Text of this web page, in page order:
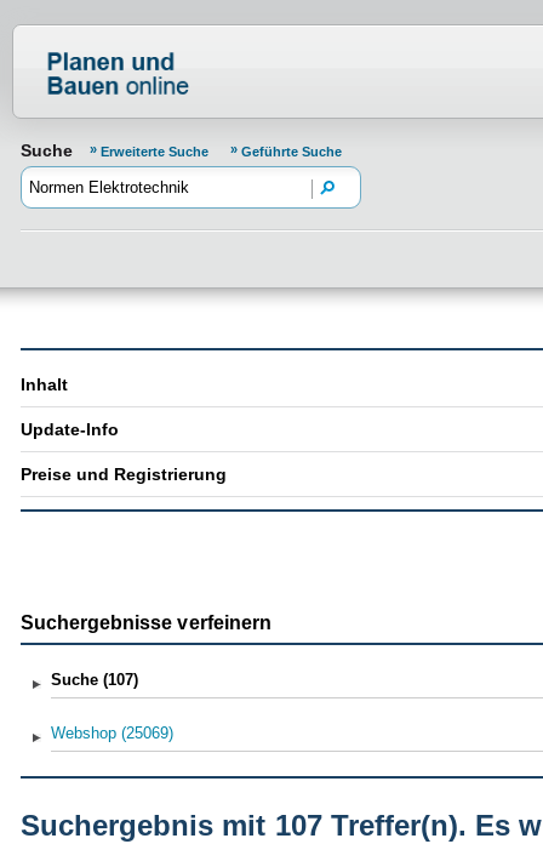
Suche Erweiterte Suche Geführte Suche
Inhalt
Update-Info
Preise und Registrierung
Suchergebnisse verfeinern
Suche (107)
Webshop (25069)
Suchergebnis mit 107 Treffer(n). Es